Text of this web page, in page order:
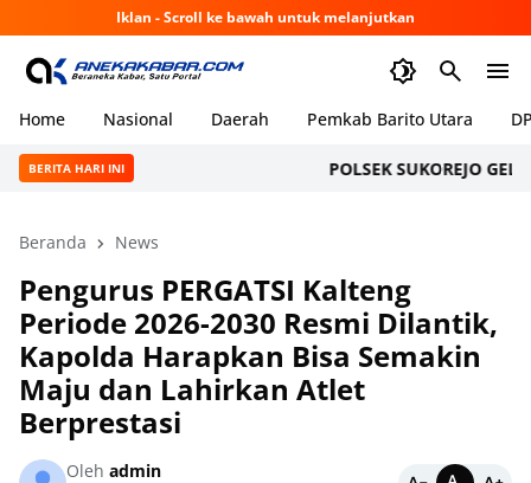
Iklan - Scroll ke bawah untuk melanjutkan
Home Nasional Daerah Pemkab Barito Utara
BERITA HARI INI POLSEK SUKOREJO GELAR
Beranda News
Pengurus PERGATSI Kalteng
Periode 2026-2030 Resmi Dilantik,
Kapolda Harapkan Bisa Semakin
Maju dan Lahirkan Atlet
Berprestasi
Oleh admin